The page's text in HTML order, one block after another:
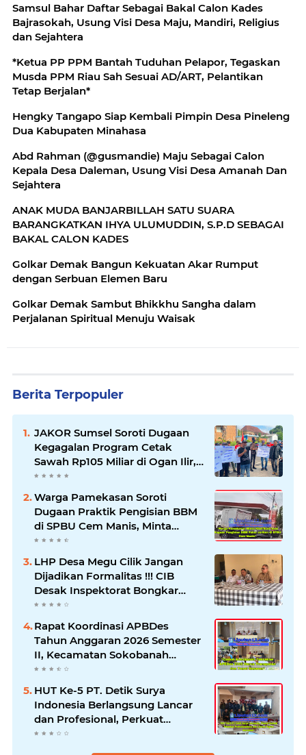
Samsul Bahar Daftar Sebagai Bakal Calon Kades
Bajrasokah, Usung Visi Desa Maju, Mandiri, Religius
dan Sejahtera
*Ketua PP PPM Bantah Tuduhan Pelapor, Tegaskan
Musda PPM Riau Sah Sesuai AD/ART, Pelantikan
Tetap Berjalan*
Hengky Tangapo Siap Kembali Pimpin Desa Pineleng
Dua Kabupaten Minahasa
Abd Rahman (@gusmandie) Maju Sebagai Calon
Kepala Desa Daleman, Usung Visi Desa Amanah Dan
Sejahtera
ANAK MUDA BANJARBILLAH SATU SUARA
BARANGKATKAN IHYA ULUMUDDIN, S.P.D SEBAGAI
BAKAL CALON KADES
Golkar Demak Bangun Kekuatan Akar Rumput
dengan Serbuan Elemen Baru
Golkar Demak Sambut Bhikkhu Sangha dalam
Perjalanan Spiritual Menuju Waisak
Berita Terpopuler
JAKOR Sumsel Soroti Dugaan
Kegagalan Program Cetak
Sawah Rp105 Miliar di Ogan Ilir,
Desak Kadis Pertanian Mundur
Warga Pamekasan Soroti
Dugaan Praktik Pengisian BBM
di SPBU Cem Manis, Minta
Klarifikasi dan Pengawasan
LHP Desa Megu Cilik Jangan
Dijadikan Formalitas !!! CIB
Desak Inspektorat Bongkar
Seluruh Fakta dan Hentikan
Rapat Koordinasi APBDes
Tahun Anggaran 2026 Semester
II, Kecamatan Sokobanah
Libatkan 12 Desa
HUT Ke-5 PT. Detik Surya
Indonesia Berlangsung Lancar
dan Profesional, Perkuat
Kompetensi Wartawan